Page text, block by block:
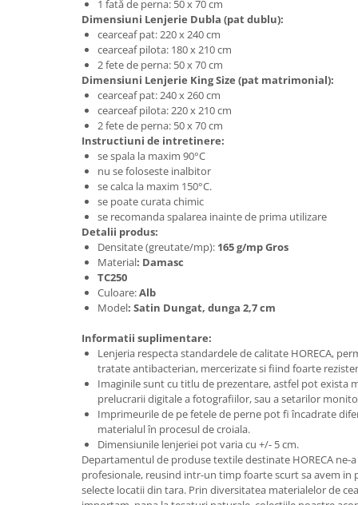
1 fată de perna: 50 x 70 cm
Dimensiuni Lenjerie Dubla (pat dublu):
cearceaf pat: 220 x 240 cm
cearceaf pilota: 180 x 210 cm
2 fete de perna: 50 x 70 cm
Dimensiuni Lenjerie King Size (pat matrimonial):
cearceaf pat: 240 x 260 cm
cearceaf pilota: 220 x 210 cm
2 fete de perna: 50 x 70 cm
Instructiuni de intretinere:
se spala la maxim 90°C
nu se foloseste inalbitor
se calca la maxim 150°C.
se poate curata chimic
se recomanda spalarea inainte de prima utilizare
Detalii produs:
Densitate (greutate/mp): 165 g/mp Gros
Material: Damasc
TC250
Culoare:Alb
Model: Satin Dungat, dunga 2,7 cm
Informatii suplimentare:
Lenjeria respecta standardele de calitate HORECA,
tratate antibacterian, mercerizate si fiind foarte
Imaginile sunt cu titlu de prezentare, astfel pot exista
prelucrarii digitale a fotografiilor, sau a setarilor
Imprimeurile de pe fetele de perne pot fi încadrate
materialul în procesul de croiala.
Dimensiunile lenjeriei pot varia cu +/- 5 cm.
Departamentul de produse textile destinate HORECA ne-
profesionale, reusind intr-un timp foarte scurt sa avem
selecte locatii din tara. Prin diversitatea materialelor de